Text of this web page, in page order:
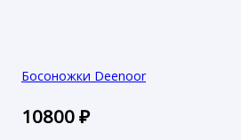
Босоножки Deenoor
10800₽